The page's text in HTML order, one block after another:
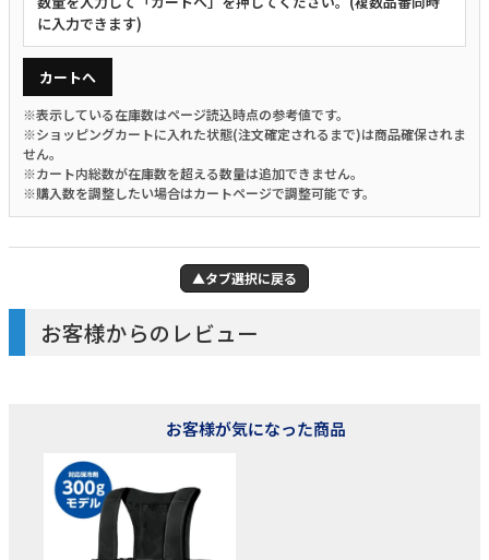
に入力できます)
カートへ
※表示している在庫数はページ読込時点の参考値です。
※ショッピングカートに入れた状態(注文確定されるまで)は商品確保されま
せん。
※カート内総数が在庫数を超える数量は追加できません。
※購入数を調整したい場合はカートページで調整可能です。
▲タブ選択に戻る
お客様からのレビュー
お客様が気になった商品